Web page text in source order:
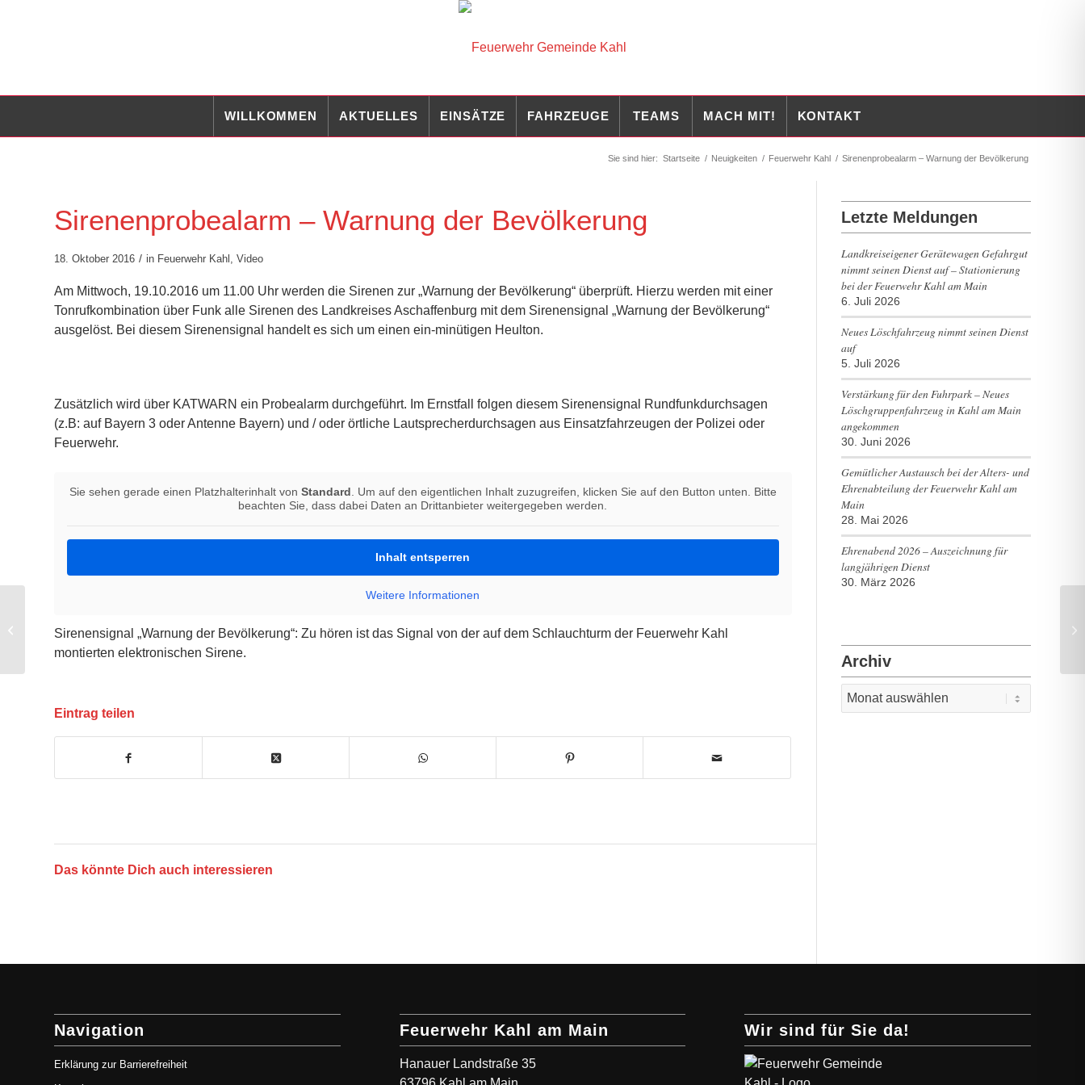
WILLKOMMEN AKTUELLES EINSÄTZE FAHRZEUGE TEAMS MACH MIT! KONTAKT
Sie sind hier: Startseite / Neuigkeiten / Feuerwehr Kahl / Sirenenprobealarm – Warnung der Bevölkerung
Sirenenprobealarm – Warnung der Bevölkerung
18. Oktober 2016 / in Feuerwehr Kahl , Video
Am Mittwoch, 19.10.2016 um 11.00 Uhr werden die Sirenen zur „Warnung der Bevölkerung“ überprüft. Hierzu werden mit einer
Tonrufkombination über Funk alle Sirenen des Landkreises Aschaffenburg mit dem Sirenensignal „Warnung der Bevölkerung“
ausgelöst. Bei diesem Sirenensignal handelt es sich um einen ein-minütigen Heulton.
Zusätzlich wird über KATWARN ein Probealarm durchgeführt. Im Ernstfall folgen diesem Sirenensignal Rundfunkdurchsagen
(z.B: auf Bayern 3 oder Antenne Bayern) und / oder örtliche Lautsprecherdurchsagen aus Einsatzfahrzeugen der Polizei oder
Feuerwehr.
Sie sehen gerade einen Platzhalterinhalt von Standard. Um auf den eigentlichen Inhalt zuzugreifen, klicken Sie auf den Button unten. Bitte
beachten Sie, dass dabei Daten an Drittanbieter weitergegeben werden.
Inhalt entsperren
Weitere Informationen
Sirenensignal „Warnung der Bevölkerung“: Zu hören ist das Signal von der auf dem Schlauchturm der Feuerwehr Kahl
montierten elektronischen Sirene.
Eintrag teilen
Das könnte Dich auch interessieren
Letzte Meldungen
Landkreiseigener Gerätewagen Gefahrgut
nimmt seinen Dienst auf – Stationierung
bei der Feuerwehr Kahl am Main
6. Juli 2026
Neues Löschfahrzeug nimmt seinen Dienst
auf
5. Juli 2026
Verstärkung für den Fuhrpark – Neues
Löschgruppenfahrzeug in Kahl am Main
angekommen
30. Juni 2026
Gemütlicher Austausch bei der Alters- und
Ehrenabteilung der Feuerwehr Kahl am
Main
28. Mai 2026
Ehrenabend 2026 – Auszeichnung für
langjährigen Dienst
30. März 2026
Archiv
Navigation
Erklärung zur Barrierefreiheit
Feuerwehr Kahl am Main
Hanauer Landstraße 35
Wir sind für Sie da!
wieder durch